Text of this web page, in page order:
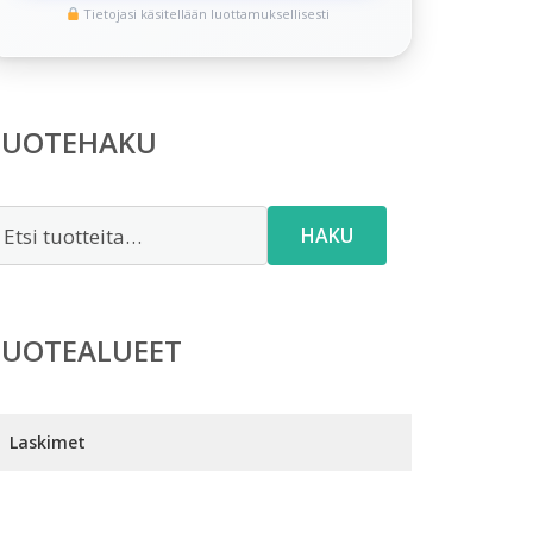
Tietojasi käsitellään luottamuksellisesti
HAKU
Laskimet